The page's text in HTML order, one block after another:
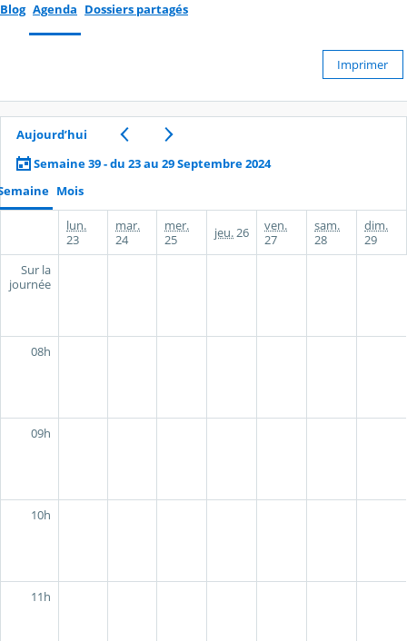
Blog Agenda Dossiers partagés
Imprimer
Aujourd’hui
Semaine 39 - du 23 au 29 Septembre 2024
Mois
lun.
23
mar.
24
mer.
25
jeu.26
ven.
27
sam.
28
dim.
29
Sur la
journée
08h
09h
10h
11h